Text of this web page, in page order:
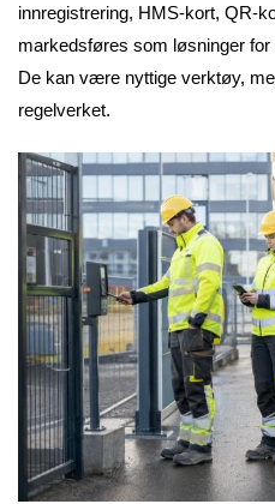
innregistrering, HMS-kort, QR-
markedsføres som løsninger
De kan være nyttige verktøy,
regelverket.